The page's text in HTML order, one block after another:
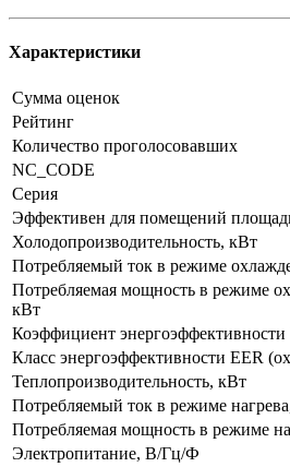
Характеристики
Сумма оценок
Рейтинг
Количество проголосовавших
NC_CODE
Серия
Эффективен для помещений
Холодопроизводительность, кВт
Потребляемый ток в режиме
Потребляемая мощность в режиме
кВт
Коэффициент
Класс энергоэффективности EER
Теплопроизводительность, кВт
Потребляемый ток в режиме
Потребляемая мощность в режиме
Электропитание, В/Гц/Ф